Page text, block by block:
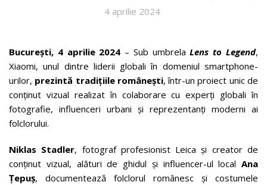
4 aprilie 2024
București, 4 aprilie 2024 – Sub umbrelaLens to Legend,
Xiaomi, unul dintre liderii globali în domeniul smartphone-
urilor, prezintă tradițiile românești, într-un proiect unic de
conținut vizual realizat în colaborare cu experți globali în
fotografie, influenceri urbani și reprezentanți moderni ai
folclorului.
Niklas Stadler, fotograf profesionist Leica și creator de
conținut vizual, alături de ghidul și influencer-ul local Ana
Țepuș, documentează folclorul românesc și costumele